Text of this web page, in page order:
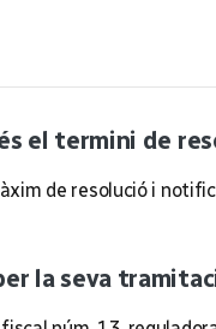
el termini de
de resolució i
la seva